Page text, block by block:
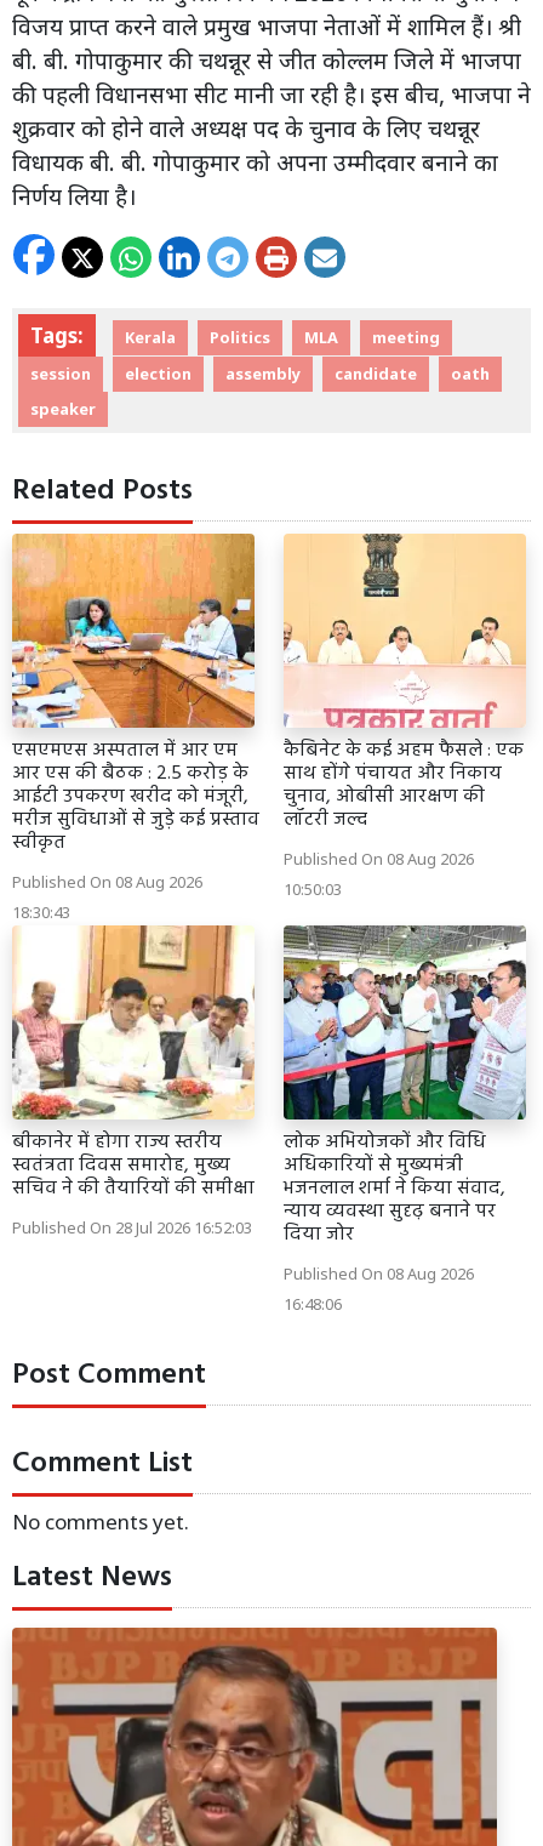
विजय प्राप्त करने वाले प्रमुख भाजपा नेताओं में शामिल हैं। श्री
बी. बी. गोपाकुमार की चथन्नूर से जीत कोल्लम जिले में भाजपा
की पहली विधानसभा सीट मानी जा रही है। इस बीच, भाजपा ने
शुक्रवार को होने वाले अध्यक्ष पद के चुनाव के लिए चथन्नूर
विधायक बी. बी. गोपाकुमार को अपना उम्मीदवार बनाने का
निर्णय लिया है।
Tags: Kerala Politics MLA
meeting
session
election assembly candidate
oath
speaker
Related Posts
एसएमएस अस्पताल में आर एम
आर एस की बैठक : 2.5 करोड़ के
आईटी उपकरण खरीद को मंजूरी,
मरीज सुविधाओं से जुड़े कई प्रस्ताव
स्वीकृत
Published On 08 Aug 2026
18:30:43
कैबिनेट के कई अहम फैसले : एक
साथ होंगे पंचायत और निकाय
चुनाव, ओबीसी आरक्षण की
लॉटरी जल्द
Published On 08 Aug 2026
10:50:03
बीकानेर में होगा राज्य स्तरीय
स्वतंत्रता दिवस समारोह, मुख्य
सचिव ने की तैयारियों की समीक्षा
Published On 28 Jul 2026 16:52:03
लोक अभियोजकों और विधि
अधिकारियों से मुख्यमंत्री
भजनलाल शर्मा ने किया संवाद,
न्याय व्यवस्था सुदृढ़ बनाने पर
दिया जोर
Published On 08 Aug 2026
16:48:06
Post Comment
Comment List
No comments yet.
Latest News